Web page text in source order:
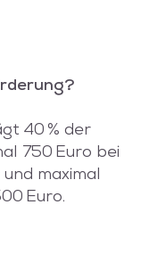
40 % der
750 Euro bei
maximal
Euro.